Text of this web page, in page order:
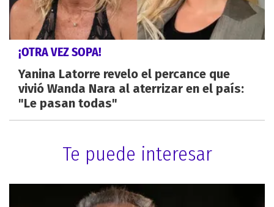
¡OTRA VEZ SOPA!
Yanina Latorre revelo el percance que
vivió Wanda Nara al aterrizar en el país:
"Le pasan todas"
Te puede interesar